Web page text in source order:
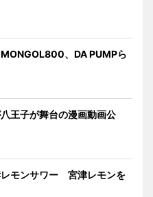
、DA PUMPら
王子が舞台の漫画動画公
モンサワー 宮津レモンを